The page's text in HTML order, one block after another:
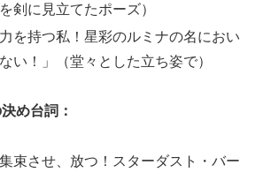
剣に見立てたポーズ）
力を持つ私！星彩のルミナの名におい
い！」（堂々とした立ち姿で）
め台詞：
集束させ、放つ！スターダスト・バー